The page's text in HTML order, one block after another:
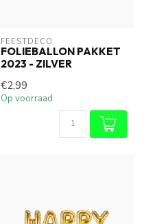
FEESTDECO
FOLIEBALLON PAKKET
2023 - ZILVER
€2,99
Op voorraad